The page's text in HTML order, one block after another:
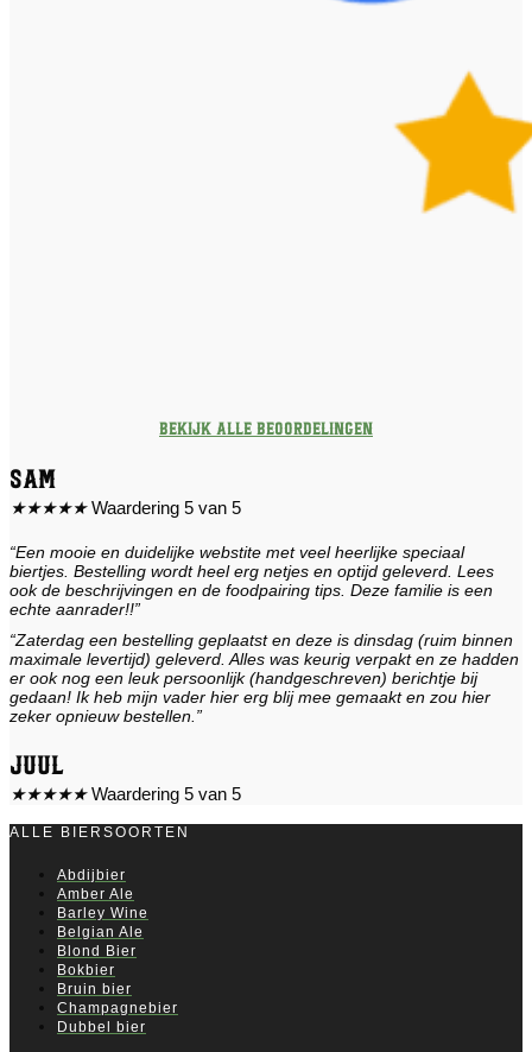
Bekijk alle beoordelingen
Sam
★★★★★ Waardering 5 van 5
“Een mooie en duidelijke webstite met veel heerlijke speciaal
biertjes. Bestelling wordt heel erg netjes en optijd geleverd. Lees
ook de beschrijvingen en de foodpairing tips. Deze familie is een
echte aanrader!!”
“Zaterdag een bestelling geplaatst en deze is dinsdag (ruim binnen
maximale levertijd) geleverd. Alles was keurig verpakt en ze hadden
er ook nog een leuk persoonlijk (handgeschreven) berichtje bij
gedaan! Ik heb mijn vader hier erg blij mee gemaakt en zou hier
zeker opnieuw bestellen.”
Juul
★★★★★ Waardering 5 van 5
ALLE BIERSOORTEN
Abdijbier
Amber Ale
Barley Wine
Belgian Ale
Blond Bier
Bokbier
Bruin bier
Champagnebier
Dubbel bier